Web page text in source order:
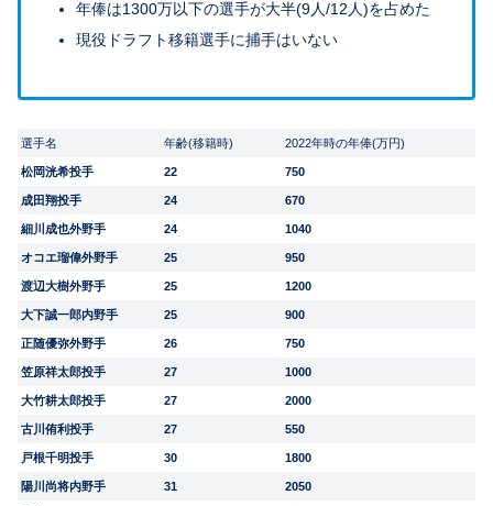
年俸は1300万以下の選手が大半(9人/12人)を占めた
現役ドラフト移籍選手に捕手はいない
選手名 年齢(移籍時) 2022年時の年俸(万円)
松岡洸希投手 22 750
成田翔投手 24 670
細川成也外野手 24 1040
オコエ瑠偉外野手 25 950
渡辺大樹外野手 25 1200
大下誠一郎内野手 25 900
正随優弥外野手 26 750
笠原祥太郎投手 27 1000
大竹耕太郎投手 27 2000
古川侑利投手 27 550
戸根千明投手 30 1800
陽川尚将内野手 31 2050